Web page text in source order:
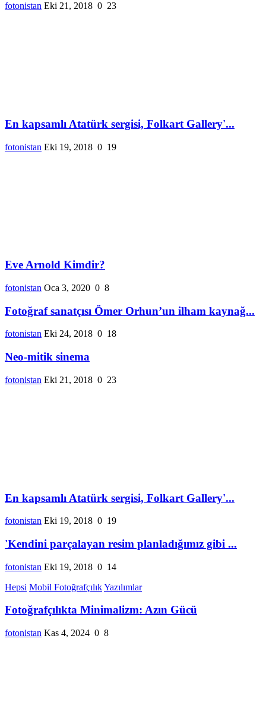
fotonistan Eki 21, 2018 0 23
En kapsamlı Atatürk sergisi, Folkart Gallery'...
fotonistan Eki 19, 2018 0 19
Eve Arnold Kimdir?
fotonistan Oca 3, 2020 0 8
Fotoğraf sanatçısı Ömer Orhun’un ilham kaynağ...
fotonistan Eki 24, 2018 0 18
Neo-mitik sinema
fotonistan Eki 21, 2018 0 23
En kapsamlı Atatürk sergisi, Folkart Gallery'...
fotonistan Eki 19, 2018 0 19
'Kendini parçalayan resim planladığımız gibi ...
fotonistan Eki 19, 2018 0 14
Hepsi Mobil FotoğrafçılıkYazılımlar
Fotoğrafçılıkta Minimalizm: Azın Gücü
fotonistan Kas 4, 2024 0 8